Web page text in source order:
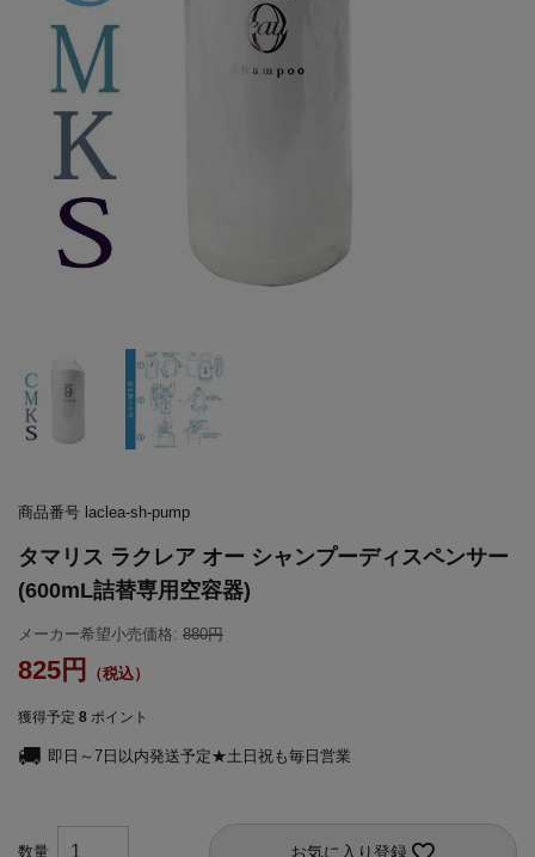
商品番号 laclea-sh-pump
タマリス ラクレア オー シャンプーディスペンサー
(600mL詰替専用空容器)
メーカー希望小売価格: 880
825
獲得予定 8 ポイント
即日～7日以内発送予定★土日祝も毎日営業
お気に入り登録